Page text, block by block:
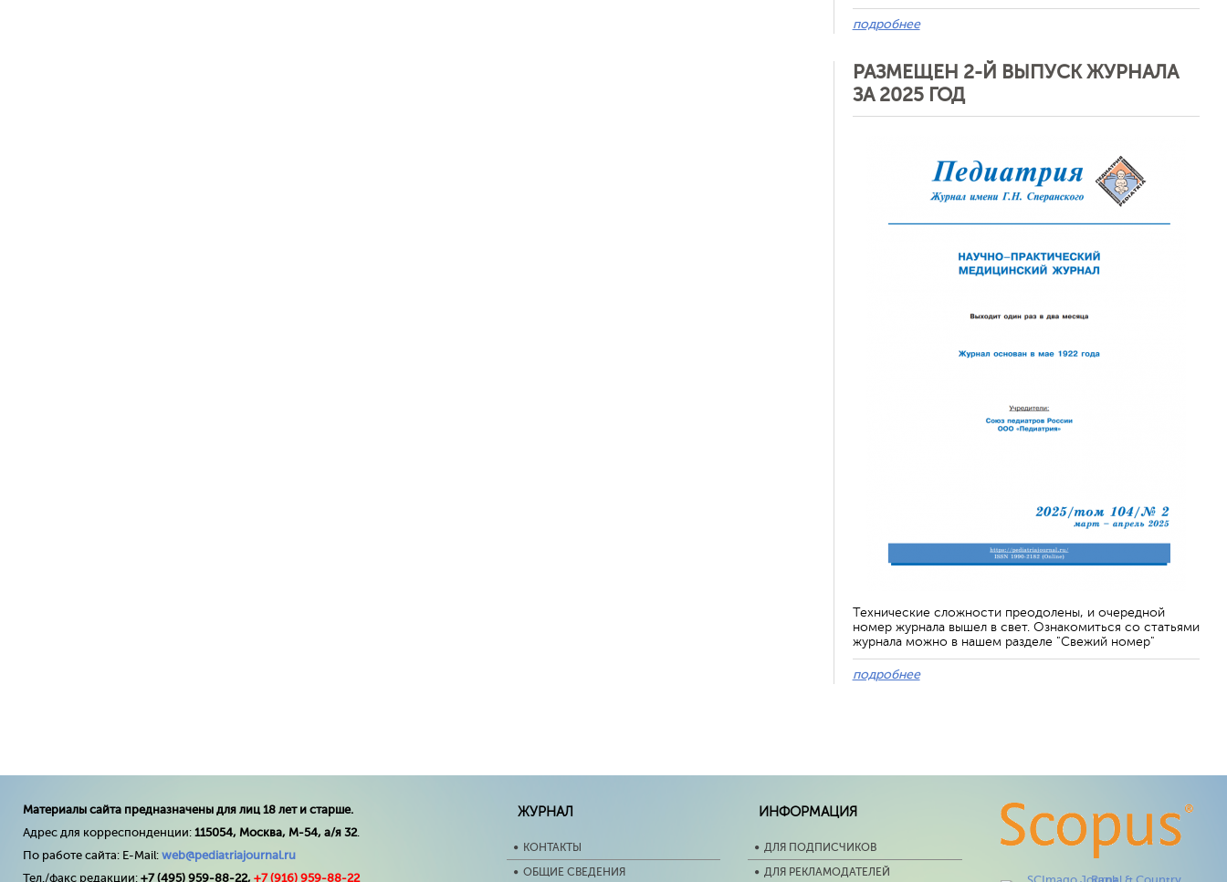
подробнее
РАЗМЕЩЕН 2-Й ВЫПУСК ЖУРНАЛА
ЗА 2025 ГОД
Технические сложности преодолены, и очередной
номер журнала вышел в свет. Ознакомиться со статьями
журнала можно в нашем разделе "Свежий номер"
подробнее
Материалы сайта предназначены для лиц 18 лет и старше.
Адрес для корреспонденции: 115054, Москва, М-54, а/я 32.
По работе сайта: E-Mail: web@pediatriajournal.ru
Тел./факс редакции: +7 (495) 959-88-22, +7 (916) 959-88-22
ЖУРНАЛ
КОНТАКТЫ
ОБЩИЕ СВЕДЕНИЯ
ИНФОРМАЦИЯ
ДЛЯ ПОДПИСЧИКОВ
ДЛЯ РЕКЛАМОДАТЕЛЕЙ